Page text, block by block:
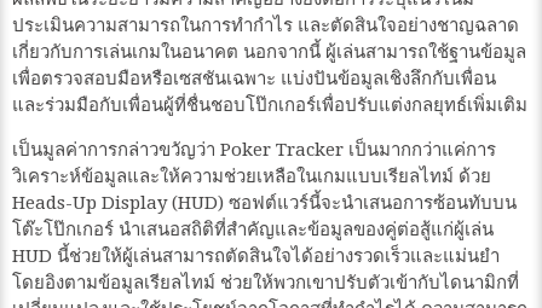
ประเมินความสามารถในการทำกำไร และตัดสินใจอย่างชาญฉลาด
เกี่ยวกับการเล่นเกมในอนาคต นอกจากนี้ ผู้เล่นสามารถใช้ฐานข้อมูล
เพื่อตรวจสอบมือหรือเซสชันเฉพาะ แบ่งปันข้อมูลเชิงลึกกับเพื่อน
และร่วมมือกับเพื่อนผู้ที่ชื่นชอบโป๊กเกอร์เพื่อปรับแต่งกลยุทธ์เพิ่มเติม
เป็นมูลค่าการกล่าวขวัญว่า Poker Tracker เป็นมากกว่าแค่การ
วิเคราะห์ข้อมูลและให้ความช่วยเหลือในเกมแบบเรียลไทม์ ด้วย
Heads-Up Display (HUD) ซอฟต์แวร์นี้จะนำเสนอการซ้อนทับบน
โต๊ะโป๊กเกอร์ นำเสนอสถิติที่สำคัญและข้อมูลของคู่ต่อสู้แก่ผู้เล่น
HUD นี้ช่วยให้ผู้เล่นสามารถตัดสินใจได้อย่างรวดเร็วและแม่นยำ
โดยอิงตามข้อมูลเรียลไทม์ ช่วยให้พวกเขาปรับตัวเข้ากับไดนามิกที่